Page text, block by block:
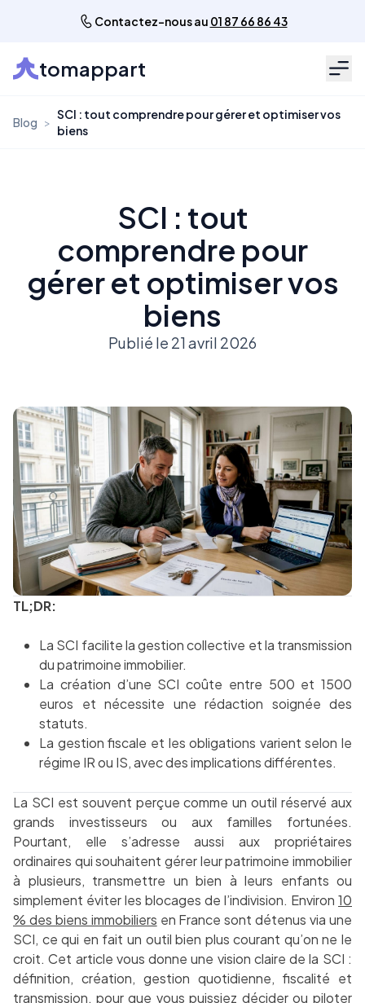
Contactez-nous au 01 87 66 86 43
tomappart
Blog >
SCI : tout comprendre pour gérer et optimiser vos
biens
SCI : tout
comprendre pour
gérer et optimiser vos
biens
Publié le 21 avril 2026
TL;DR:
La SCI facilite la gestion collective et la transmission
du patrimoine immobilier.
La création d’une SCI coûte entre 500 et 1500
euros et nécessite une rédaction soignée des
statuts.
La gestion fiscale et les obligations varient selon le
régime IR ou IS, avec des implications différentes.
La SCI est souvent perçue comme un outil réservé aux
grands investisseurs ou aux familles fortunées.
Pourtant, elle s’adresse aussi aux propriétaires
ordinaires qui souhaitent gérer leur patrimoine immobilier
à plusieurs, transmettre un bien à leurs enfants ou
simplement éviter les blocages de l’indivision. Environ 10
% des biens immobiliers en France sont détenus via une
SCI, ce qui en fait un outil bien plus courant qu’on ne le
croit. Cet article vous donne une vision claire de la SCI :
définition, création, gestion quotidienne, fiscalité et
transmission, pour que vous puissiez décider ou piloter